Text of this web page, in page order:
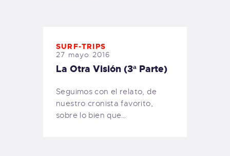
SURF-TRIPS
27 mayo 2016
La Otra Visión (3ª Parte)
Seguimos con el relato, de
nuestro cronista favorito,
sobre lo bien que…